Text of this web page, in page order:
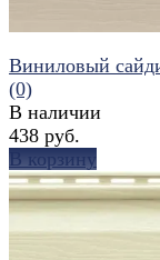
Виниловый
(0)
В наличии
438 руб.
В корзину